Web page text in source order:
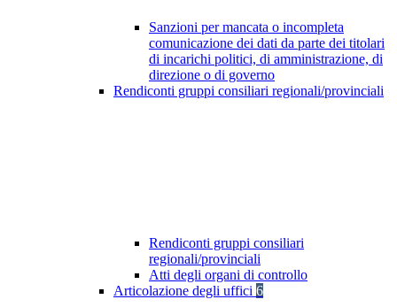
Sanzioni per mancata o incompleta
comunicazione dei dati da parte dei titolari
di incarichi politici, di amministrazione, di
direzione o di governo
Rendiconti gruppi consiliari regionali/provinciali
Rendiconti gruppi consiliari
regionali/provinciali
Atti degli organi di controllo
Articolazione degli uffici 6